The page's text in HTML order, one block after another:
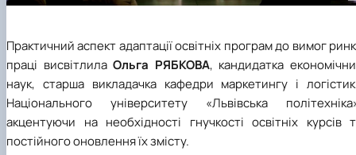
Практичний аспект адаптації освітніх програм до вимог
праці висвітлилаОльга РЯБКОВА, кандидатка
наук, старша викладачка кафедри маркетингу і
Національного університету «Львівська
акцентуючи на необхідності гнучкості освітніх курсів
постійного оновлення їх змісту.